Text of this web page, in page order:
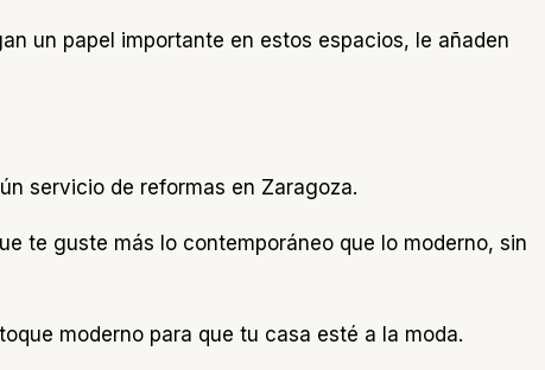
un papel importante en estos espacios, le añaden
servicio de reformas en Zaragoza.
te guste más lo contemporáneo que lo moderno, sin
moderno para que tu casa esté a la moda.